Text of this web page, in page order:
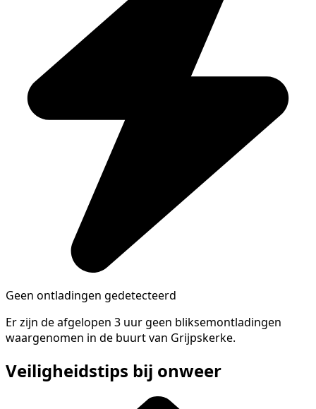
Geen ontladingen gedetecteerd
Er zijn de afgelopen 3 uur geen bliksemontladingen
waargenomen in de buurt van Grijpskerke.
Veiligheidstips bij onweer